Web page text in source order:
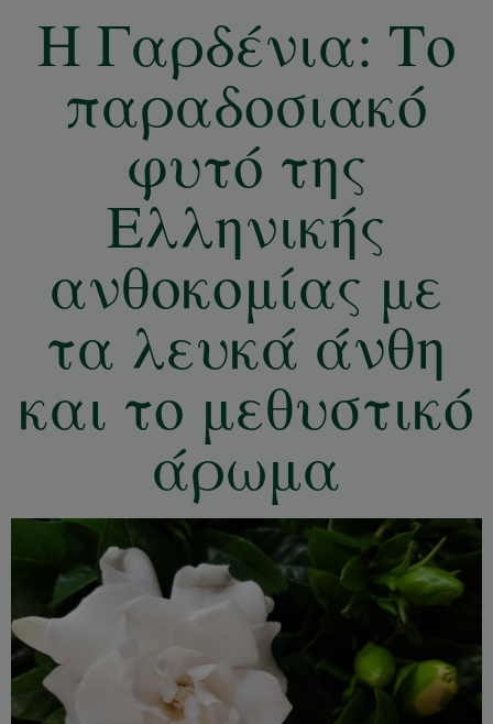
Η Γαρδένια: Το
παραδοσιακό
φυτό της
Ελληνικής
ανθοκομίας με
τα λευκά άνθη
και το μεθυστικό
άρωμα